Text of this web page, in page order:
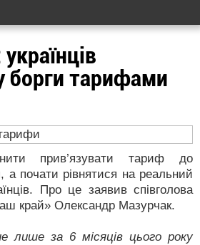
борги тарифами
прив’язувати тариф до
а почати рівнятися на реальний
Про це заявив співголова
край» Олександр Мазурчак.
лише за 6 місяців цього року